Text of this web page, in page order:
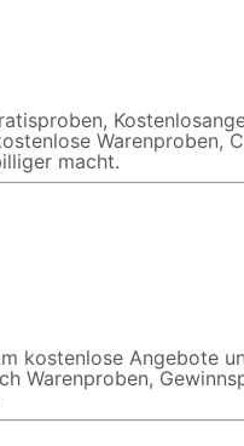
Warenproben,
macht.
kostenlose Angebote
Warenproben,